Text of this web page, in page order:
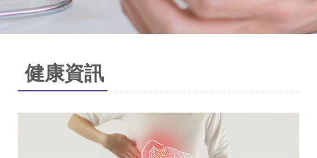
健康資訊